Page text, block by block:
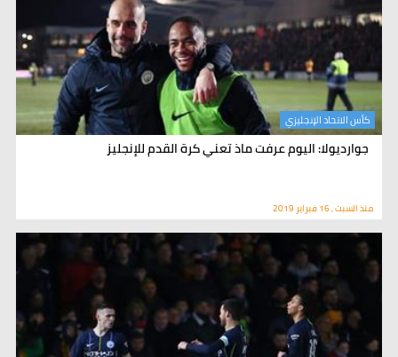
جوارديولا: اليوم عرفت ماذ تعني كرة القدم للإنجليز
كأس الاتحاد الإنجليزي
منذ السبت , 16 فبراير 2019